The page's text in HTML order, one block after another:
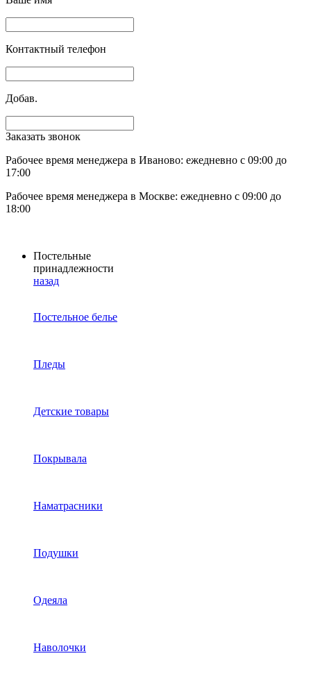
Контактный телефон
Добав.
Заказать звонок
Рабочее время менеджера в Иваново: ежедневно с 09:00 до
17:00
Рабочее время менеджера в Москве: ежедневно с 09:00 до
18:00
Постельные
принадлежности
назад
Постельное белье
Пледы
Детские товары
Покрывала
Наматрасники
Подушки
Одеяла
Наволочки